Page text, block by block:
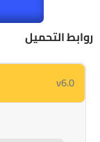
روابط التحميل
v6.0